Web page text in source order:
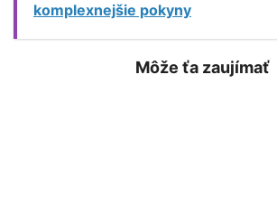
komplexnejšie pokyny
Môže ťa zaujímať